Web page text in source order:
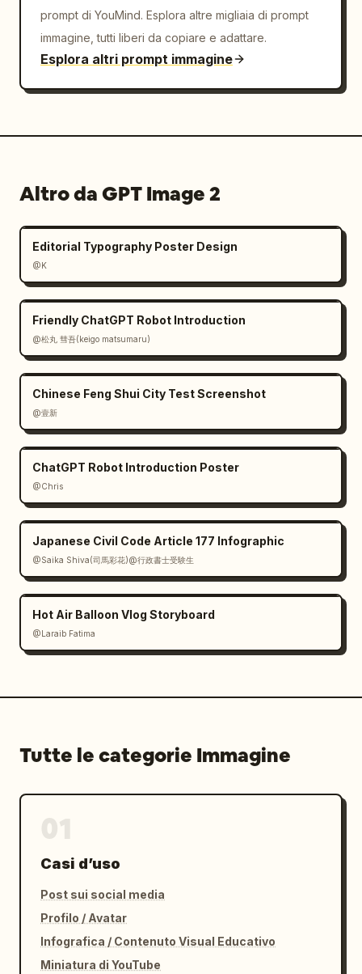
prompt di YouMind. Esplora altre migliaia di prompt
immagine, tutti liberi da copiare e adattare.
Esplora altri prompt immagine
Altro da GPT Image 2
Editorial Typography Poster Design
@K
Friendly ChatGPT Robot Introduction
@松丸 彗吾(keigo matsumaru)
Chinese Feng Shui City Test Screenshot
@壹新
ChatGPT Robot Introduction Poster
@Chris
Japanese Civil Code Article 177 Infographic
@Saika Shiva(司馬彩花)@行政書士受験生
Hot Air Balloon Vlog Storyboard
@Laraib Fatima‎
Tutte le categorie Immagine
Casi d’uso
Post sui social media
Profilo / Avatar
Infografica / Contenuto Visual Educativo
Miniatura di YouTube